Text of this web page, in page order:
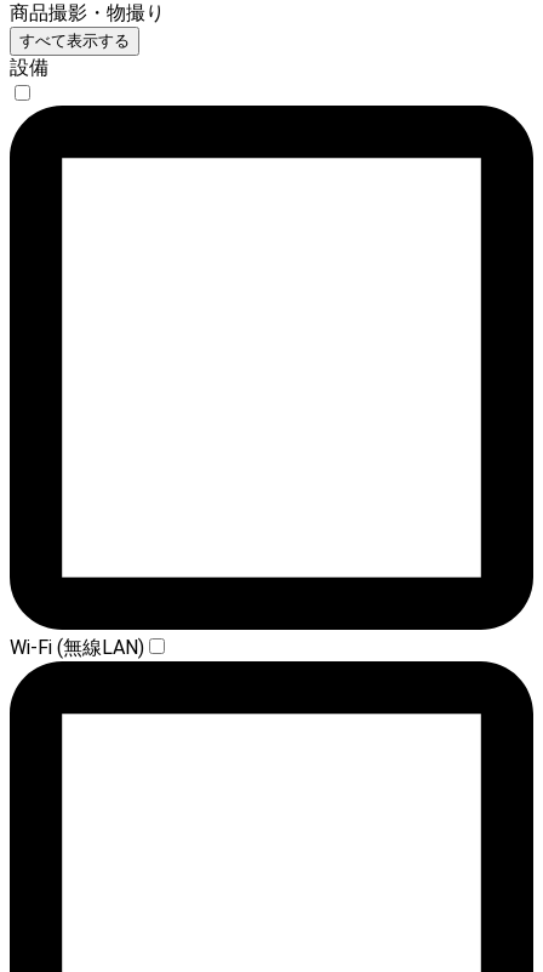
商品撮影・物撮り
すべて表示する
設備
Wi-Fi (無線LAN)